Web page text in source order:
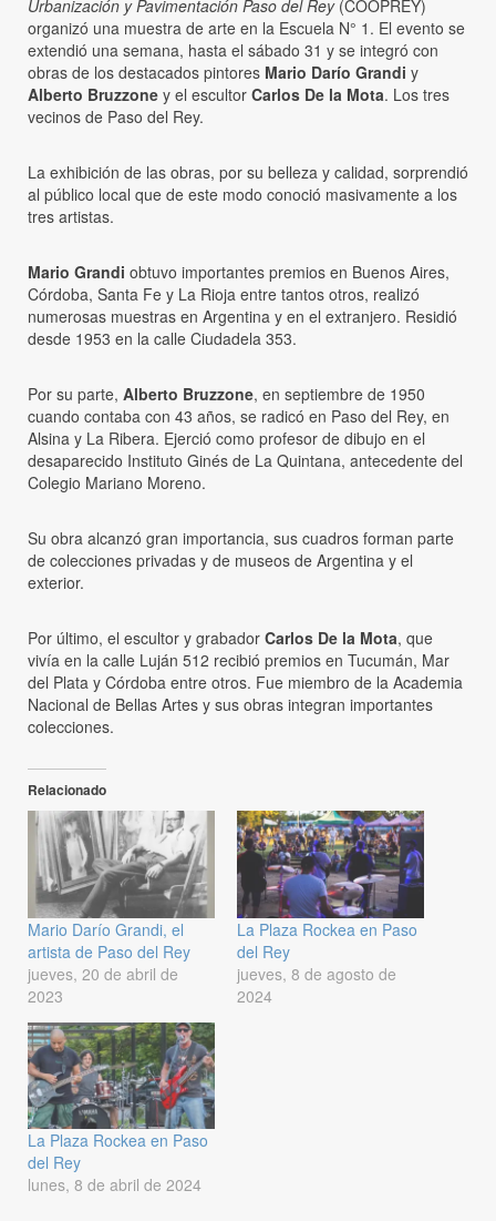
Urbanización y Pavimentación Paso del Rey (COOPREY)
organizó una muestra de arte en la Escuela N° 1. El evento se
extendió una semana, hasta el sábado 31 y se integró con
obras de los destacados pintores Mario Darío Grandi y
Alberto Bruzzone y el escultor Carlos De la Mota. Los tres
vecinos de Paso del Rey.
La exhibición de las obras, por su belleza y calidad, sorprendió
al público local que de este modo conoció masivamente a los
tres artistas.
Mario Grandi obtuvo importantes premios en Buenos Aires,
Córdoba, Santa Fe y La Rioja entre tantos otros, realizó
numerosas muestras en Argentina y en el extranjero. Residió
desde 1953 en la calle Ciudadela 353.
Por su parte, Alberto Bruzzone, en septiembre de 1950
cuando contaba con 43 años, se radicó en Paso del Rey, en
Alsina y La Ribera. Ejerció como profesor de dibujo en el
desaparecido Instituto Ginés de La Quintana, antecedente del
Colegio Mariano Moreno.
Su obra alcanzó gran importancia, sus cuadros forman parte
de colecciones privadas y de museos de Argentina y el
exterior.
Por último, el escultor y grabador Carlos De la Mota, que
vivía en la calle Luján 512 recibió premios en Tucumán, Mar
del Plata y Córdoba entre otros. Fue miembro de la Academia
Nacional de Bellas Artes y sus obras integran importantes
colecciones.
Relacionado
Mario Darío Grandi, el
artista de Paso del Rey
jueves, 20 de abril de
2023
La Plaza Rockea en Paso
del Rey
jueves, 8 de agosto de
2024
La Plaza Rockea en Paso
del Rey
lunes, 8 de abril de 2024